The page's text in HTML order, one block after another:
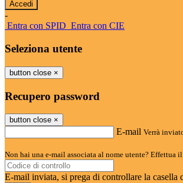
-
Entra con SPID Entra con CIE
Seleziona utente
button close ×
Recupero password
button close ×
E-mail Verrà
Non hai una e-mail associata al nome utente? Effettua
E-mail inviata, si prega di controllare la casella